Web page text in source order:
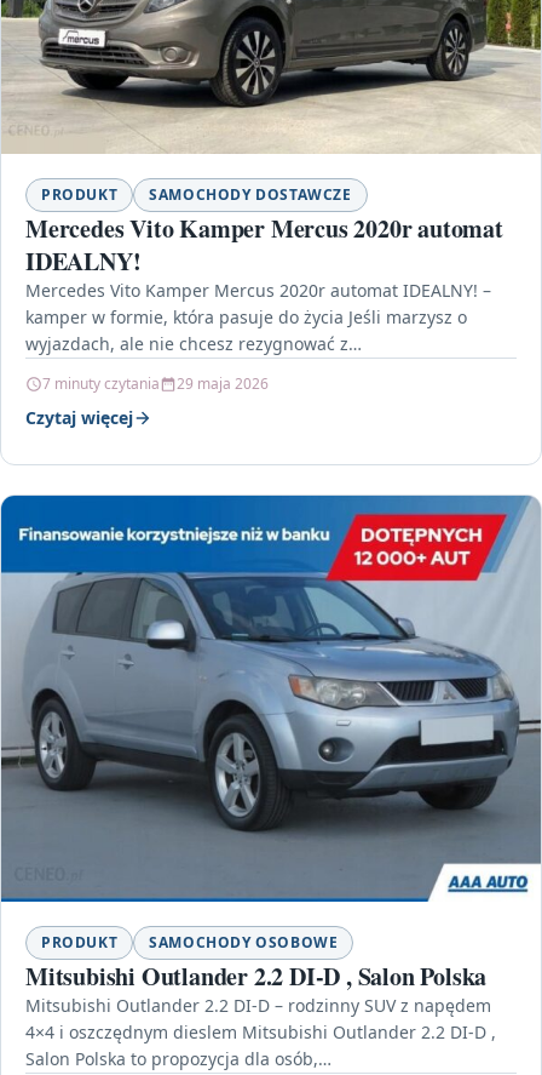
PRODUKT SAMOCHODY DOSTAWCZE
Mercedes Vito Kamper Mercus 2020r automat
IDEALNY!
Mercedes Vito Kamper Mercus 2020r automat IDEALNY! –
kamper w formie, która pasuje do życia Jeśli marzysz o
wyjazdach, ale nie chcesz rezygnować z…
7 minuty czytania 29 maja 2026
Czytaj więcej
PRODUKT SAMOCHODY OSOBOWE
Mitsubishi Outlander 2.2 DI-D , Salon Polska
Mitsubishi Outlander 2.2 DI-D – rodzinny SUV z napędem
4×4 i oszczędnym dieslem Mitsubishi Outlander 2.2 DI-D ,
Salon Polska to propozycja dla osób,…